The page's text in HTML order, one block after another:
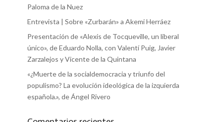
Paloma de la Nuez
Entrevista | Sobre «Zurbarán» a Akemi Herráez
Presentación de «Alexis de Tocqueville, un liberal
único», de Eduardo Nolla, con Valentí Puig, Javier
Zarzalejos y Vicente de la Quintana
«¿Muerte de la socialdemocracia y triunfo del
populismo? La evolución ideológica de la izquierda
española.», de Ángel Rivero